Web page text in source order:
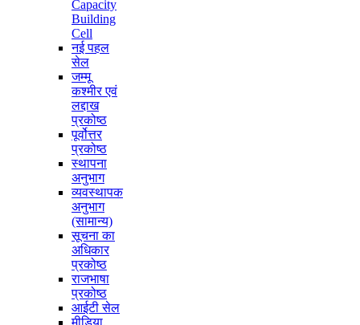
Capacity
Building
Cell
नई पहल
सेल
जम्मू
कश्मीर एवं
लद्दाख
प्रकोष्ठ
पूर्वोत्तर
प्रकोष्ठ
स्थापना
अनुभाग
व्यवस्थापक
अनुभाग
(सामान्य)
सूचना का
अधिकार
प्रकोष्ठ
राजभाषा
प्रकोष्ठ
आईटी सेल
मीडिया,